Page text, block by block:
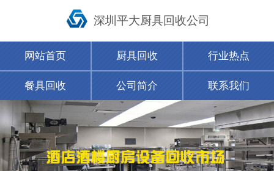
深圳平大厨具回收公司
网站首页 厨具回收 行业热点
餐具回收 公司简介 联系我们